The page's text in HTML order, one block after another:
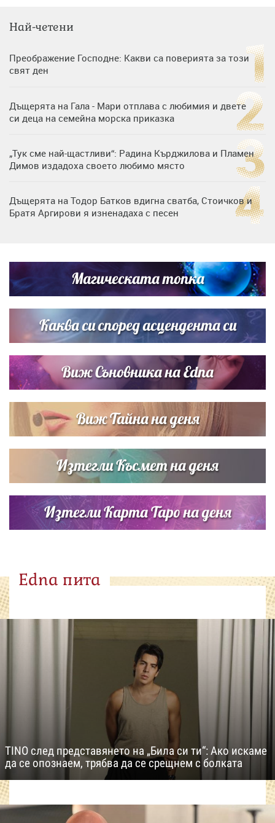
Най-четени
Преображение Господне: Какви са поверията за този
свят ден
Дъщерята на Гала - Мари отплава с любимия и двете
си деца на семейна морска приказка
„Тук сме най-щастливи“: Радина Кърджилова и Пламен
Димов издадоха своето любимо място
Дъщерята на Тодор Батков вдигна сватба, Стоичков и
Братя Аргирови я изненадаха с песен
Списъкът е ясен: Джей Ло и Риана във ВИП гостите на
сватбата на Роналдо
Магическата топка
Каква си според асцендента си
Виж Съновника на Edna
Виж Тайна на деня
Изтегли Късмет на деня
Изтегли Карта Таро на деня
Edna пита
TINO след представянето на „Била си ти“: Ако искаме
да се опознаем, трябва да се срещнем с болката